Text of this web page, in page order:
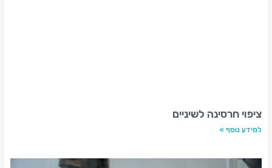
ציפוי חרסינה לשיניים
למידע נוסף »